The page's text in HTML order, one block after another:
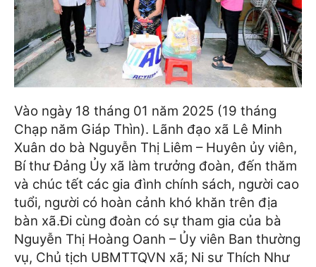
Vào ngày 18 tháng 01 năm 2025 (19 tháng
Chạp năm Giáp Thìn). Lãnh đạo xã Lê Minh
Xuân do bà Nguyễn Thị Liêm – Huyên ủy viên,
Bí thư Đảng Ủy xã làm trưởng đoàn, đến thăm
và chúc tết các gia đình chính sách, người cao
tuổi, người có hoàn cảnh khó khăn trên địa
bàn xã.Đi cùng đoàn có sự tham gia của bà
Nguyễn Thị Hoàng Oanh – Ủy viên Ban thường
vụ, Chủ tịch UBMTTQVN xã; Ni sư Thích Như